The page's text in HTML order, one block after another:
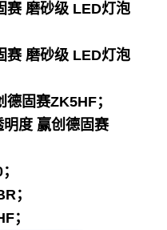
赛 磨砂级 LED灯泡
赛 磨砂级 LED灯泡
固赛ZK5HF；
度 赢创德固赛
；
；